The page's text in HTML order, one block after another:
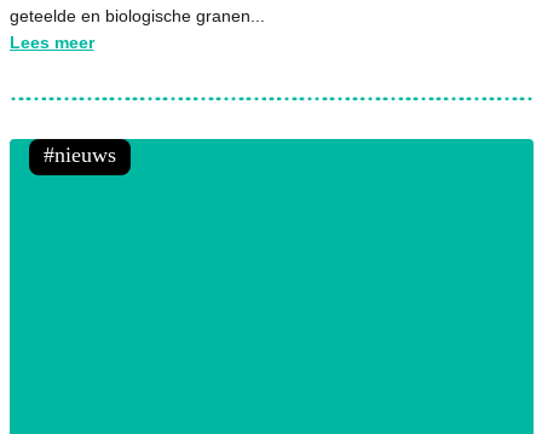
geteelde en biologische granen...
Lees meer
nieuws